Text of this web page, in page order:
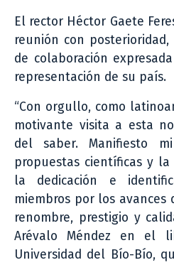
El rector Héctor Gaete
reunión con
de colaboración
representación de su país.
“Con orgullo, como
motivante visita a esta
del saber. Manifiesto
propuestas científicas y
la dedicación e
miembros por los avances
renombre, prestigio y
Arévalo Méndez en el
Universidad del Bío-Bío,